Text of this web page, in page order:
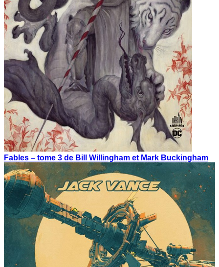
Fables – tome 3 de Bill Willingham et Mark Buckingham